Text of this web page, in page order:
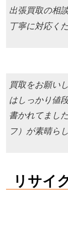
出張買取の相
丁寧に対応く
買取をお願い
はしっかり値
書かれてまし
フ）が素晴ら
リサイ